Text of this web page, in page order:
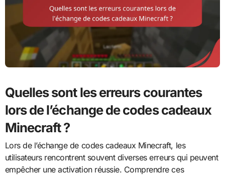
Quelles sont les erreurs courantes
lors de l’échange de codes cadeaux
Minecraft ?
Lors de l’échange de codes cadeaux Minecraft, les
utilisateurs rencontrent souvent diverses erreurs qui peuvent
empêcher une activation réussie. Comprendre ces